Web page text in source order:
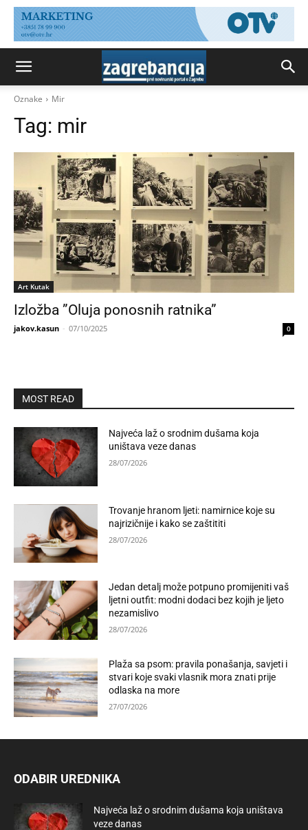
Oznake Mir
Tag: mir
Art Kutak
Izložba ”Oluja ponosnih ratnika”
jakov.kasun - 07/10/2025 0
MOST READ
Najveća laž o srodnim dušama koja
uništava veze danas
28/07/2026
Trovanje hranom ljeti: namirnice koje su
najrizičnije i kako se zaštititi
28/07/2026
Jedan detalj može potpuno promijeniti vaš
ljetni outfit: modni dodaci bez kojih je ljeto
nezamislivo
28/07/2026
Plaža sa psom: pravila ponašanja, savjeti i
stvari koje svaki vlasnik mora znati prije
odlaska na more
27/07/2026
ODABIR UREDNIKA
Najveća laž o srodnim dušama koja uništava
veze danas